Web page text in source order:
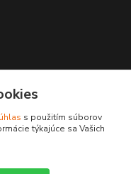
s použitím súborov
týkajúce sa Vašich